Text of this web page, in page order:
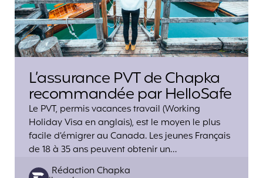
L’assurance PVT de Chapka
recommandée par HelloSafe
Le PVT, permis vacances travail (Working
Holiday Visa en anglais), est le moyen le plus
facile d’émigrer au Canada. Les jeunes Français
de 18 à 35 ans peuvent obtenir un…
Posted
Rédaction Chapka